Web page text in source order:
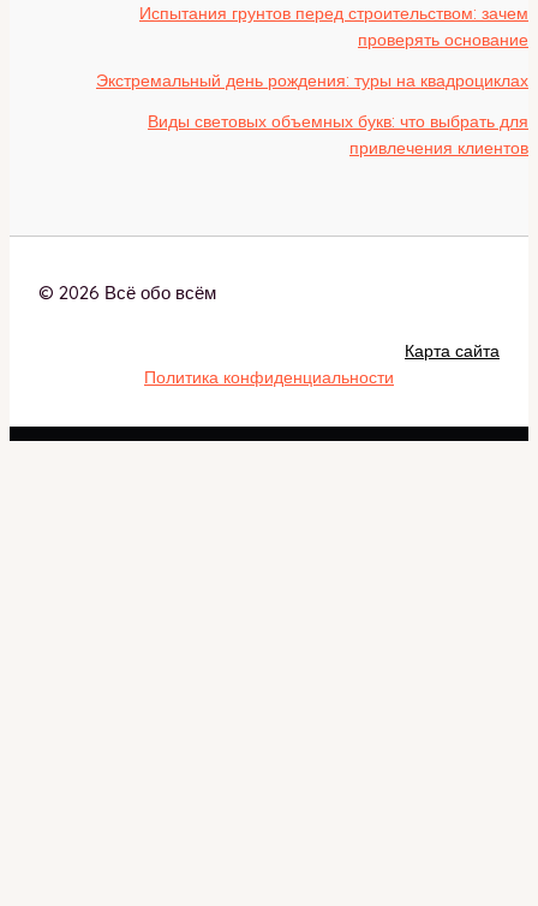
Испытания грунтов перед строительством: зачем
проверять основание
Экстремальный день рождения: туры на квадроциклах
Виды световых объемных букв: что выбрать для
привлечения клиентов
© 2026 Всё обо всём
Карта сайта
Политика конфиденциальности